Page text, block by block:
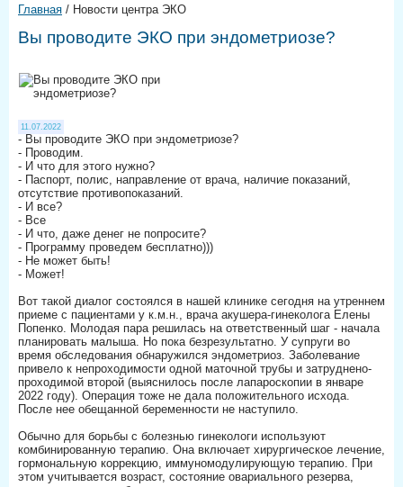
Главная / Новости центра ЭКО
Вы проводите ЭКО при эндометриозе?
11.07.2022
- Вы проводите ЭКО при эндометриозе?
- Проводим.
- И что для этого нужно?
- Паспорт, полис, направление от врача, наличие показаний,
отсутствие противопоказаний.
- И все?
- Все
- И что, даже денег не попросите?
- Программу проведем бесплатно)))
- Не может быть!
- Может!
Вот такой диалог состоялся в нашей клинике сегодня на утреннем
приеме с пациентами у к.м.н., врача акушера-гинеколога Елены
Попенко. Молодая пара решилась на ответственный шаг - начала
планировать малыша. Но пока безрезультатно. У супруги во
время обследования обнаружился эндометриоз. Заболевание
привело к непроходимости одной маточной трубы и затруднено-
проходимой второй (выяснилось после лапароскопии в январе
2022 году). Операция тоже не дала положительного исхода.
После нее обещанной беременности не наступило.
Обычно для борьбы с болезнью гинекологи используют
комбинированную терапию. Она включает хирургическое лечение,
гормональную коррекцию, иммуномодулирующую терапию. При
этом учитывается возраст, состояние овариального резерва,